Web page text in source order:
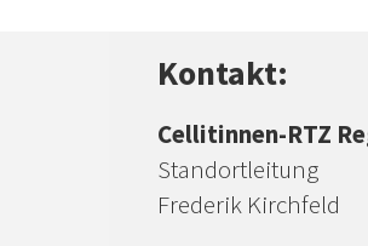
Kontakt:
Cellitinnen-RTZ
Standortleitung
Frederik Kirchfeld